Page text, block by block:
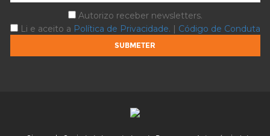
Autorizo receber newsletters.
Li e aceito a Política de Privacidade. | Código de Conduta